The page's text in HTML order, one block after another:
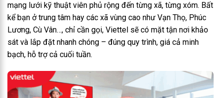
mạng lưới kỹ thuật viên phủ rộng đến từng xã, từng xóm. Bất
kể bạn ở trung tâm hay các xã vùng cao như Vạn Thọ, Phúc
Lương, Cù Vân…, chỉ cần gọi, Viettel sẽ có mặt tận nơi khảo
sát và lắp đặt nhanh chóng – đúng quy trình, giá cả minh
bạch, hỗ trợ cả cuối tuần.